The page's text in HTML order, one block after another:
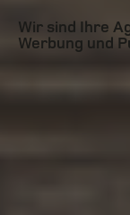
Wir sind Ihre
Werbung und